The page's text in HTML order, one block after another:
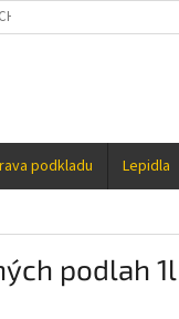
ÚDAJŮ
podkladu Lepidla
podlah 1l